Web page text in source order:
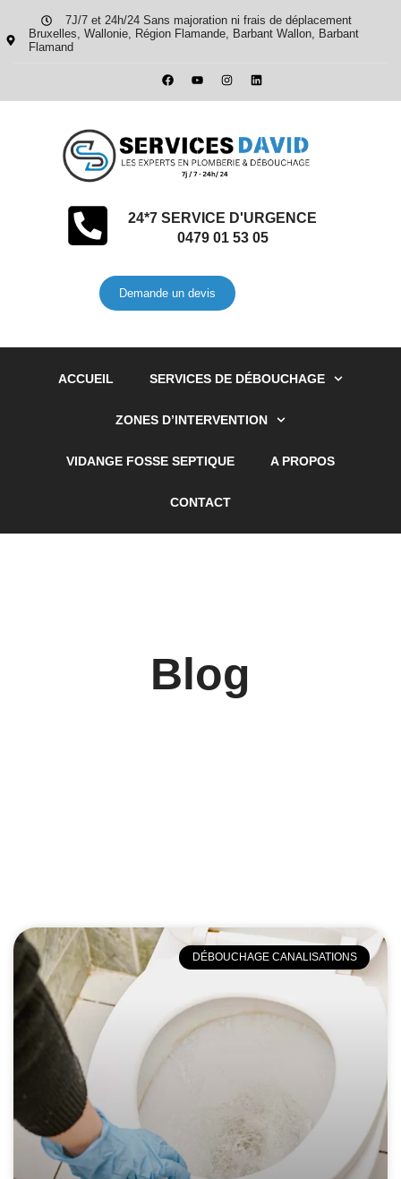
7J/7 et 24h/24 Sans majoration ni frais de déplacement
Bruxelles, Wallonie, Région Flamande, Barbant Wallon, Barbant
Flamand
24*7 SERVICE D'URGENCE
0479 01 53 05
Demande un devis
ACCUEIL SERVICES DE DÉBOUCHAGE
ZONES D’INTERVENTION
VIDANGE FOSSE SEPTIQUE A PROPOS
CONTACT
Blog
DÉBOUCHAGE CANALISATIONS